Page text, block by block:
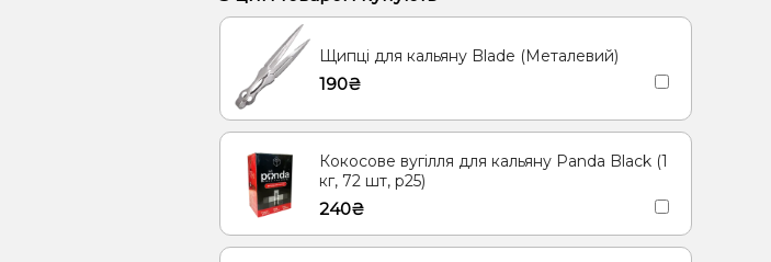
Грейпфрут, Полуниця, Малина
Шавлія
Лимон
Жуйка (фруктова), Мультифрукт
Суниця
Лаванда, Ягоди
Щипці для кальяну Blade (Металевий)
190₴
Кокосове вугілля для кальяну Panda Black (1
кг, 72 шт, р25)
240₴